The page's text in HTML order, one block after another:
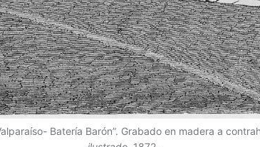
Batería Barón”. Grabado en madera a